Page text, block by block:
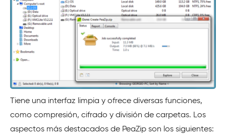
Tiene una interfaz limpia y ofrece diversas funciones,
como compresión, cifrado y división de carpetas. Los
aspectos más destacados de PeaZip son los siguientes: